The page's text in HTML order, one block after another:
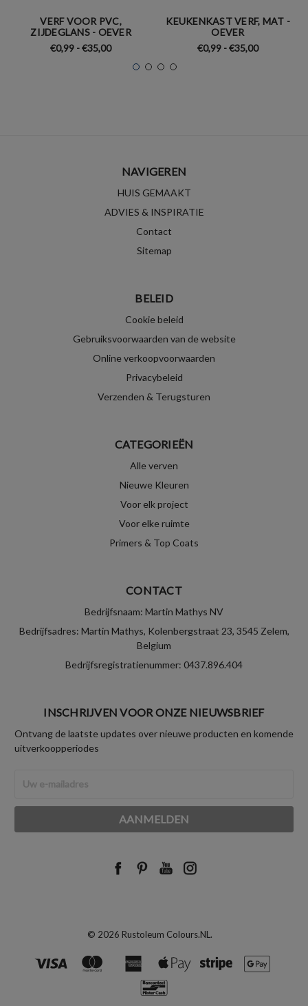
VERF VOOR PVC,
ZIJDEGLANS - OEVER
€0,99 - €35,00
KEUKENKAST VERF, MAT -
OEVER
€0,99 - €35,00
NAVIGEREN
HUIS GEMAAKT
ADVIES & INSPIRATIE
Contact
Sitemap
BELEID
Cookie beleid
Gebruiksvoorwaarden van de website
Online verkoopvoorwaarden
Privacybeleid
Verzenden & Terugsturen
CATEGORIEËN
Alle verven
Nieuwe Kleuren
Voor elk project
Voor elke ruimte
Primers & Top Coats
CONTACT
Bedrijfsnaam: Martin Mathys NV
Bedrijfsadres: Martin Mathys, Kolenbergstraat 23, 3545 Zelem,
Belgium
Bedrijfsregistratienummer: 0437.896.404
INSCHRIJVEN VOOR ONZE NIEUWSBRIEF
Ontvang de laatste updates over nieuwe producten en komende
uitverkoopperiodes
mailadres
© 2026 Rustoleum Colours.NL.